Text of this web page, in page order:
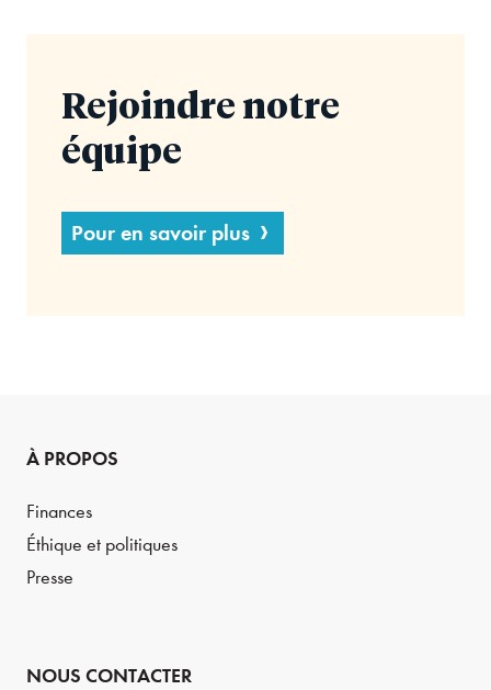
Rejoindre notre
équipe
Pour en savoir plus
À PROPOS
Finances
Éthique et politiques
Presse
NOUS CONTACTER